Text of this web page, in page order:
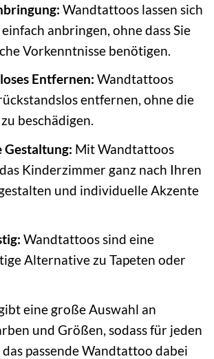
Wandtattoos lassen sich
anbringen, ohne dass Sie
Vorkenntnisse benötigen.
Entfernen: Wandtattoos
entfernen, ohne die
beschädigen.
Mit Wandtattoos
Kinderzimmer ganz nach Ihren
und individuelle Akzente
Wandtattoos sind eine
Alternative zu Tapeten oder
eine große Auswahl an
und Größen, sodass für jeden
passende Wandtattoo dabei